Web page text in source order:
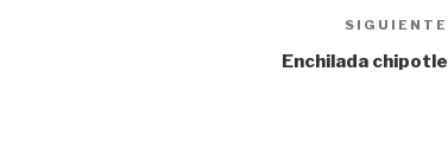
SIGUIENTE
Enchilada chipotle